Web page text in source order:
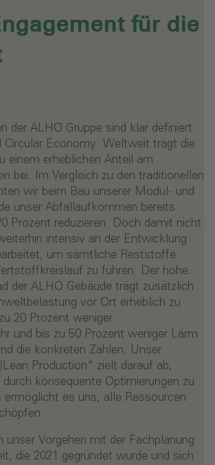
für die
der ALHO Gruppe sind klar definiert:
Circular Economy. Weltweit trägt die
einem erheblichen Anteil am
bei. Im Vergleich zu den traditionellen
wir beim Bau unserer Modul- und
unser Abfallaufkommen bereits
Prozent reduzieren. Doch damit nicht
intensiv an der Entwicklung
um sämtliche Reststoffe
zu führen. Der hohe
der ALHO Gebäude trägt zusätzlich
vor Ort erheblich zu
20 Prozent weniger
und bis zu 50 Prozent weniger Lärm
die konkreten Zahlen. Unser
Production“ zielt darauf ab,
durch konsequente Optimierungen zu
ermöglicht es uns, alle Ressourcen
unser Vorgehen mit der Fachplanung
die 2021 gegründet wurde und sich